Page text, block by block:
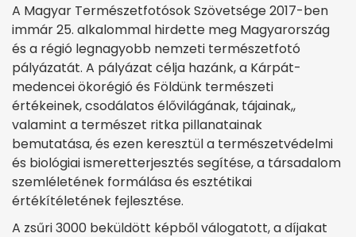
A Magyar Természetfotósok Szövetsége 2017-ben
immár 25. alkalommal hirdette meg Magyarország
és a régió legnagyobb nemzeti természetfotó
pályázatát. A pályázat célja hazánk, a Kárpát-
medencei ökorégió és Földünk természeti
értékeinek, csodálatos élővilágának, tájainak,,
valamint a természet ritka pillanatainak
bemutatása, és ezen keresztül a természetvédelmi
és biológiai ismeretterjesztés segítése, a társadalom
szemléletének formálása és esztétikai
értékítéletének fejlesztése.
A zsűri 3000 beküldött képből válogatott, a díjakat